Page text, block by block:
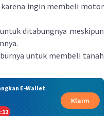
karena ingin membeli motor
ditabungnya meskipun
untuk membeli tanah
E-Wallet
:12
Klaim